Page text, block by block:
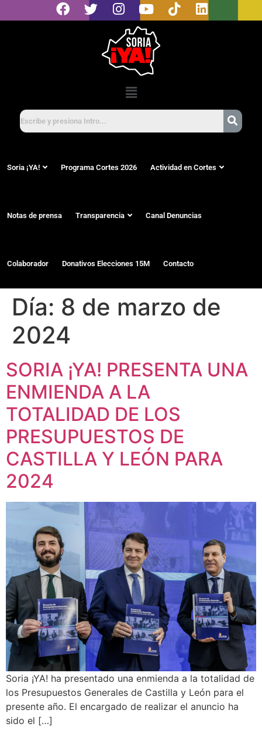
Soria ¡YA! Programa Cortes 2026 Actividad en Cortes
Notas de prensa Transparencia Canal Denuncias
Colaborador Donativos Elecciones 15M Contacto
Día: 8 de marzo de
2024
SORIA ¡YA! PRESENTA UNA
ENMIENDA A LA
TOTALIDAD DE LOS
PRESUPUESTOS DE
CASTILLA Y LEÓN PARA
2024
Soria ¡YA! ha presentado una enmienda a la totalidad de
los Presupuestos Generales de Castilla y León para el
presente año. El encargado de realizar el anuncio ha
sido el […]